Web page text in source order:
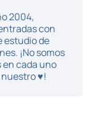
2004,
con
estudio de
¡No somos
en cada uno
♥!